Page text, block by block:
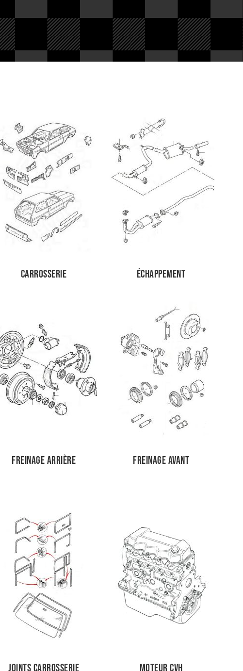
Carrosserie Échappement
Freinage arrière Freinage avant
Joints carrosserie Moteur CVH